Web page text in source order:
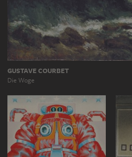
GUSTAVE COURBET
Die Woge